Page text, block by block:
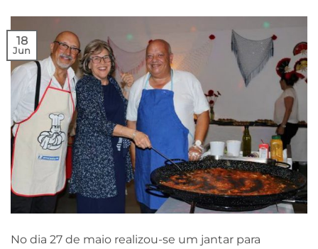
18
Jun
No dia 27 de maio realizou-se um jantar para